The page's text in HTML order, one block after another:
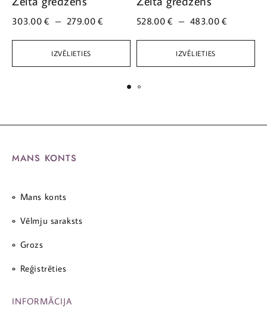
IZVĒLIETIES
279.00€
–
303.00€
IZVĒLIETIES
483.00€
–
528.00€
MANS KONTS
Mans konts
Vēlmju saraksts
Grozs
Reģistrēties
INFORMĀCIJA